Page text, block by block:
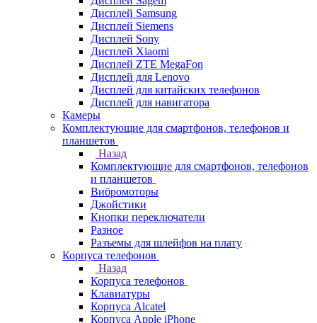
Дисплей Samsung
Дисплей Siemens
Дисплей Sony
Дисплей Xiaomi
Дисплей ZTE MegaFon
Дисплей для Lenovo
Дисплей для китайских телефонов
Дисплей для навигатора
Камеры
Комплектующие для смартфонов, телефонов и
планшетов
Назад
Комплектующие для смартфонов, телефонов
и планшетов
Вибромоторы
Джойстики
Кнопки переключатели
Разное
Разъемы для шлейфов на плату
Корпуса телефонов
Назад
Корпуса телефонов
Клавиатуры
Корпуса Alcatel
Корпуса Apple iPhone